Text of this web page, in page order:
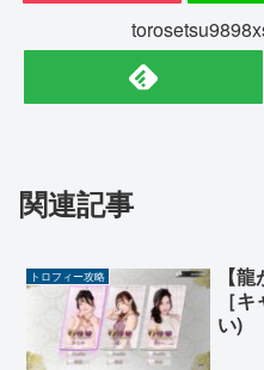
関連記事
トロフィー攻略
【
［
い)